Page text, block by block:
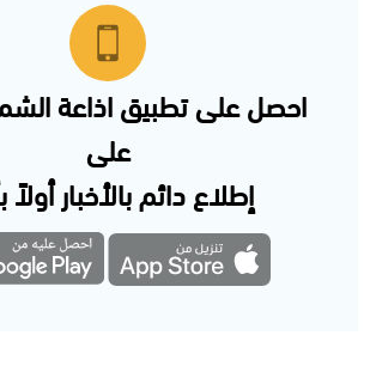
احصل على تطبيق اذاعة
على
إطلاع دائم بالأخبار أولاً